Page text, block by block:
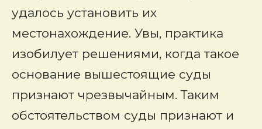
удалось установить их
местонахождение. Увы, практика
изобилует решениями, когда такое
основание вышестоящие суды
признают чрезвычайным. Таким
обстоятельством суды признают и